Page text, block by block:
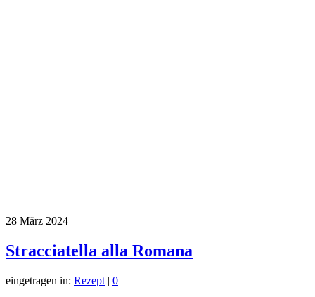
28 März 2024
Stracciatella alla Romana
eingetragen in: Rezept | 0